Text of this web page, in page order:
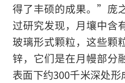
得了丰硕的成果。”庞
过研究发现，月壤中含
玻璃形式颗粒，这些颗
锌，它们是在月幔部分
表面下约300千米深处